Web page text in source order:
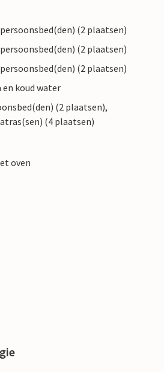
(2 plaatsen)
(2 plaatsen)
(2 plaatsen)
koud water
(2 plaatsen),
(4 plaatsen)
oven